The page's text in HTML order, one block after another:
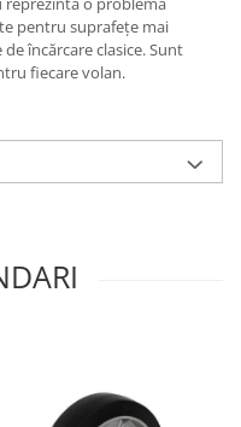
pentru suprafețe mai
încărcare clasice. Sunt
fiecare volan.